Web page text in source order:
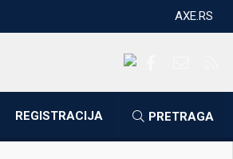
AXE.RS
REGISTRACIJA PRETRAGA